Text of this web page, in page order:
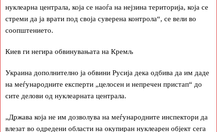
нуклеарна централа, која се наоѓа на нејзина територија, која се
стреми да ја врати под своја суверена контрола“, се вели во
соопштението.
Киев ги негира обвинувањата на Кремљ
Украина дополнително ја обвини Русија дека одбива да им даде
на меѓународните експерти „целосен и непречен пристап“ до
сите делови од нуклеарната централа.
„Држава која не им дозволува на меѓународните инспектори да
влезат во одредени области на окупиран нуклеарен објект сега